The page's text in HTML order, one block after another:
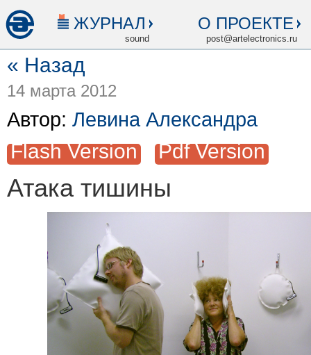
ЖУРНАЛ
sound
О ПРОЕКТЕ
post@artelectronics.ru
« Назад
14 марта 2012
Автор: Левина Александра
Flash Version Pdf Version
Атака тишины